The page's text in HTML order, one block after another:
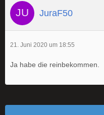
JuraF50
21. Juni 2020 um 18:55
Ja habe die reinbekommen.